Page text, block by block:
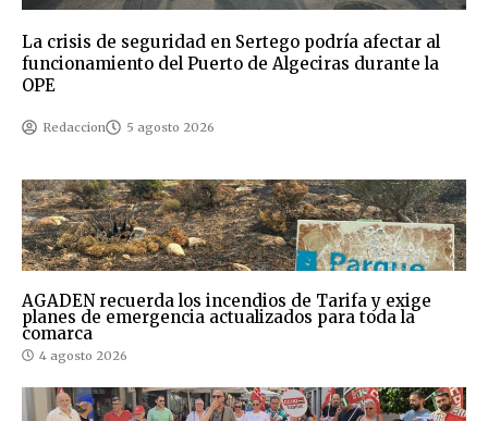
La crisis de seguridad en Sertego podría afectar al
funcionamiento del Puerto de Algeciras durante la
OPE
Redaccion 5 agosto 2026
AGADEN recuerda los incendios de Tarifa y exige
planes de emergencia actualizados para toda la
comarca
4 agosto 2026